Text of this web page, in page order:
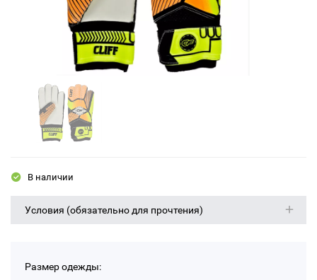
В наличии
Условия (обязательно для прочтения)
Размер одежды: